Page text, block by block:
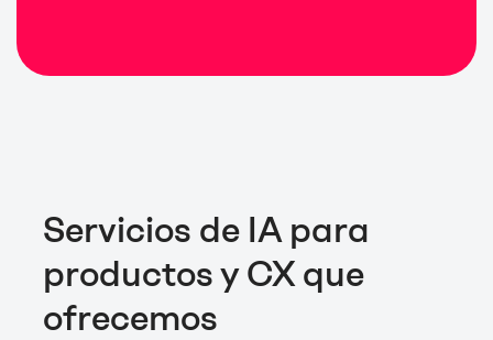
Servicios de IA para
productos y CX que
ofrecemos